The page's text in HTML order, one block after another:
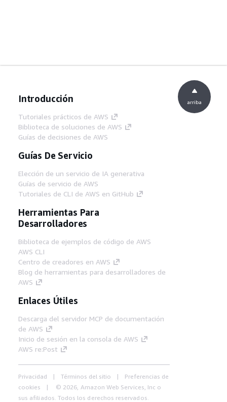
Introducción
Tutoriales prácticos de AWS
Biblioteca de soluciones de AWS
Guías de decisiones de AWS
Guías De Servicio
Elección de un servicio de IA generativa
Guías de servicio de AWS
Tutoriales de CLI de AWS en GitHub
Herramientas Para
Desarrolladores
Biblioteca de ejemplos de código de AWS
AWS CLI
Centro de creadores en AWS
Blog de herramientas para desarrolladores de
AWS
Enlaces Útiles
Descarga del servidor MCP de documentación
de AWS
Inicio de sesión en la consola de AWS
AWS re:Post
Privacidad Términos del sitio
Preferencias de
cookies
© 2026, Amazon Web Services, Inc o
sus afiliados. Todos los derechos reservados.
arriba